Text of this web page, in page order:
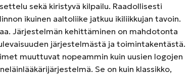
sekä kiristyvä kilpailu. Raadollisesti
ikuinen aaltoliike jatkuu ikiliikkujan tavoin.
Järjestelmän kehittäminen on mahdotonta
järjestelmästä ja toimintakentästä.
muuttuvat nopeammin kuin uusien logojen
Se on kuin klassikko,